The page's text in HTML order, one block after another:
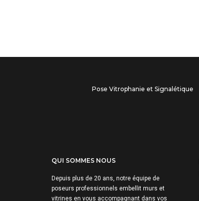
Pose Vitrophanie et Signalétique
QUI SOMMES NOUS
Depuis plus de 20 ans, notre équipe de
poseurs professionnels embellit murs et
vitrines en vous accompagnant dans vos